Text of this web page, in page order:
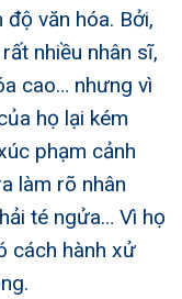
văn hóa. Bởi,
nhiều nhân sĩ,
cao… nhưng vì
họ lại kém
phạm cảnh
làm rõ nhân
té ngửa… Vì họ
cách hành xử